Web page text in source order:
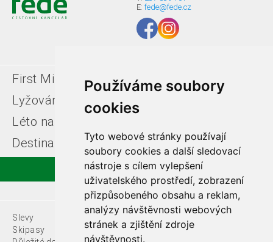
Používáme soubory
cookies
Tyto webové stránky používají
soubory cookies a další sledovací
nástroje s cílem vylepšení
uživatelského prostředí, zobrazení
přizpůsobeného obsahu a reklam,
analýzy návštěvnosti webových
stránek a zjištění zdroje
návštěvnosti.
E: fede@fede.cz
First Minute
Last minute
Lyžování v Itálii
Léto na horách
Destinace
Slevy
Skipasy